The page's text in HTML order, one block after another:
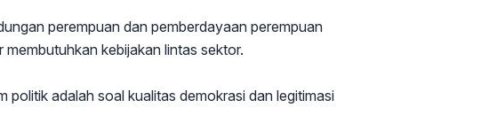
perempuan dan pemberdayaan perempuan
kebijakan lintas sektor.
politik adalah soal kualitas demokrasi dan legitimasi